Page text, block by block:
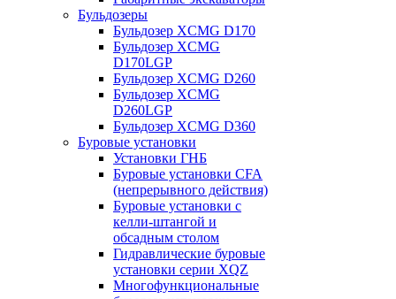
Бульдозеры
Бульдозер XCMG D170
Бульдозер XCMG
D170LGP
Бульдозер XCMG D260
Бульдозер XCMG
D260LGP
Бульдозер XCMG D360
Буровые установки
Установки ГНБ
Буровые установки CFA
(непрерывного действия)
Буровые установки с
келли-штангой и
обсадным столом
Гидравлические буровые
установки серии XQZ
Многофункциональные